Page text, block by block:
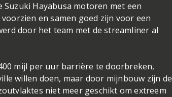
Suzuki Hayabusa motoren met een
en samen goed zijn voor een
door het team met de streamliner al
mijl per uur barrière te doorbreken,
willen doen, maar door mijnbouw zijn de
niet meer geschikt om extreem